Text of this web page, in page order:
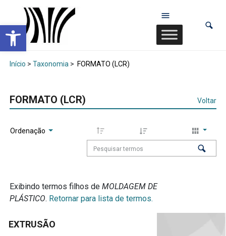
Abrir a barra de ferramentas
Início > Taxonomia > FORMATO (LCR)
FORMATO (LCR) Voltar
Ordenação
Exibindo termos filhos de MOLDAGEM DE
PLÁSTICO. Retornar para lista de termos.
EXTRUSÃO